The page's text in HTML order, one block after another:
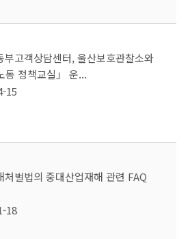
부고객상담센터, 울산보호관찰소와
동 정책교실」 운...
15
처벌법의 중대산업재해 관련 FAQ
18